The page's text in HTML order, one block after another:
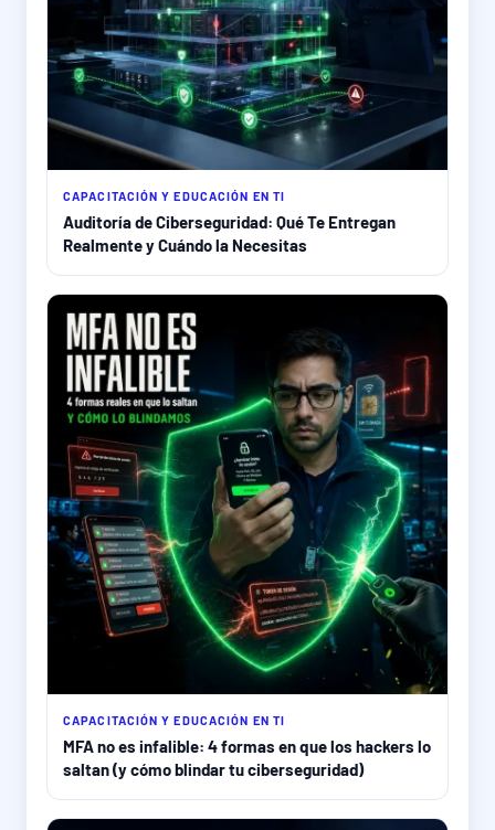
CAPACITACIÓN Y EDUCACIÓN EN TI
Auditoría de Ciberseguridad: Qué Te Entregan
Realmente y Cuándo la Necesitas
CAPACITACIÓN Y EDUCACIÓN EN TI
MFA no es infalible: 4 formas en que los hackers lo
saltan (y cómo blindar tu ciberseguridad)